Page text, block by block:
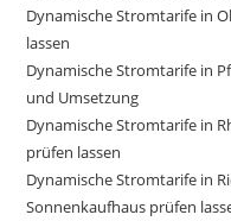
Dynamische Stromtarife in
lassen
Dynamische Stromtarife in
und Umsetzung
Dynamische Stromtarife in
prüfen lassen
Dynamische Stromtarife in
Sonnenkaufhaus prüfen